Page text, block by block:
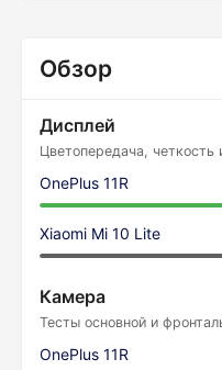
Обзор
Дисплей
Цветопередача, четкость
OnePlus 11R
Xiaomi Mi 10 Lite
Камера
Тесты основной и
OnePlus 11R